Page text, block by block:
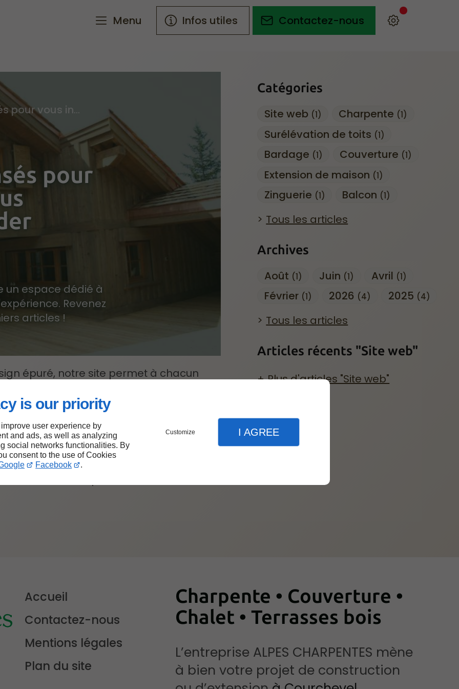
is our priority
user experience by
and ads, as well as analyzing
social networks functionalities. By
consent to the use of Cookies
Facebook .
Customize I AGREE
Menu Infos utiles Contactez-nous
Catégories
Site web (1) Charpente (1)
Surélévation de toits (1)
Bardage (1) Couverture (1)
Extension de maison (1)
Zinguerie (1) Balcon (1)
Tous les articles
Archives
Août (1) Juin (1) Avril (1)
Février (1) 2026 (4) 2025 (4)
Tous les articles
Articles récents "Site web"
Plus d'articles "Site web"
Des contenus pensés pour vous informer, vous inspirer, vous guider
pour
un espace dédié à
Revenez
articles !
épuré, notre site permet à chacun
Nous avons également
meilleures pratiques d’accessibilité
optimisé notre site pour réduire
volonté d’allier performance,
Accueil
Contactez-nous
Mentions légales
Plan du site
Charpente • Couverture •
Chalet • Terrasses bois
L’entreprise ALPES CHARPENTES mène
à bien votre projet de construction